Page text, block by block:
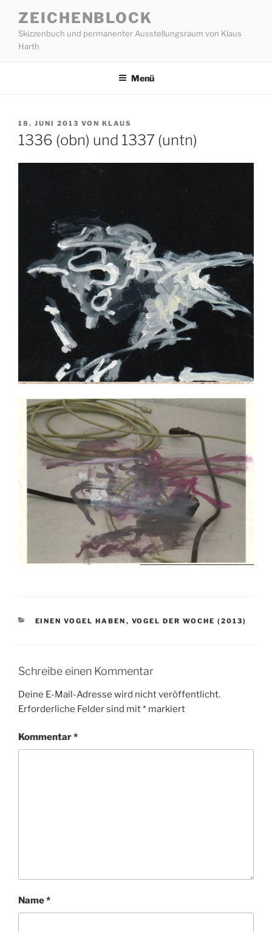
Inhalt
springen
ZEICHENBLOCK
Skizzenbuch und permanenter Ausstellungsraum von Klaus
Harth
Menü
VERÖFFENTLICHT
AM
18. JUNI 2013 VON KLAUS
1336 (obn) und 1337 (untn)
KATEGORIEN
EINEN VOGEL HABEN , VOGEL DER WOCHE (2013)
Schreibe einen Kommentar
Deine E-Mail-Adresse wird nicht veröffentlicht.
Erforderliche Felder sind mit* markiert
Kommentar*
Name*